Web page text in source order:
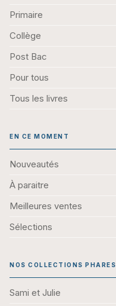
Primaire
Collège
Post Bac
Pour tous
Tous les livres
EN CE MOMENT
Nouveautés
À paraitre
Meilleures ventes
Sélections
NOS COLLECTIONS PHARES
Sami et Julie